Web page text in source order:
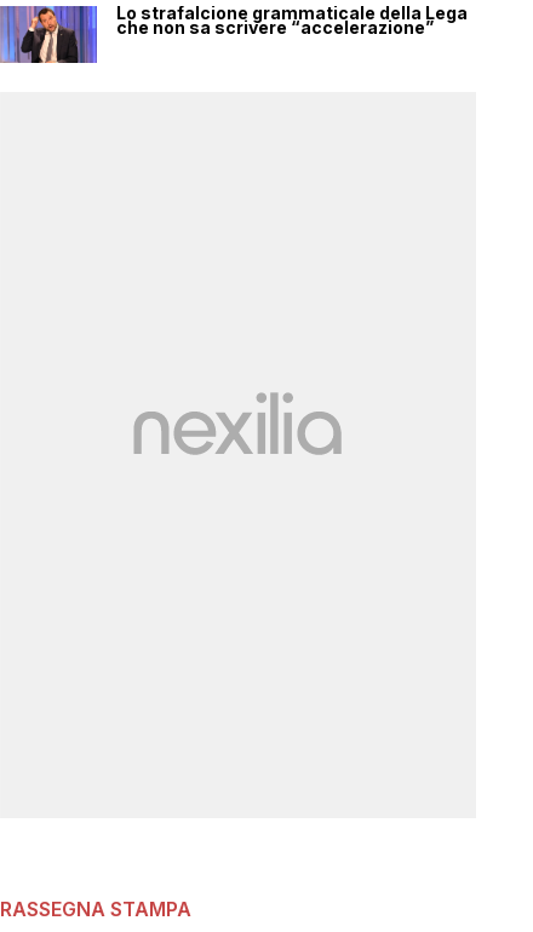
Lo strafalcione grammaticale della Lega
che non sa scrivere “accelerazione”
RASSEGNA STAMPA